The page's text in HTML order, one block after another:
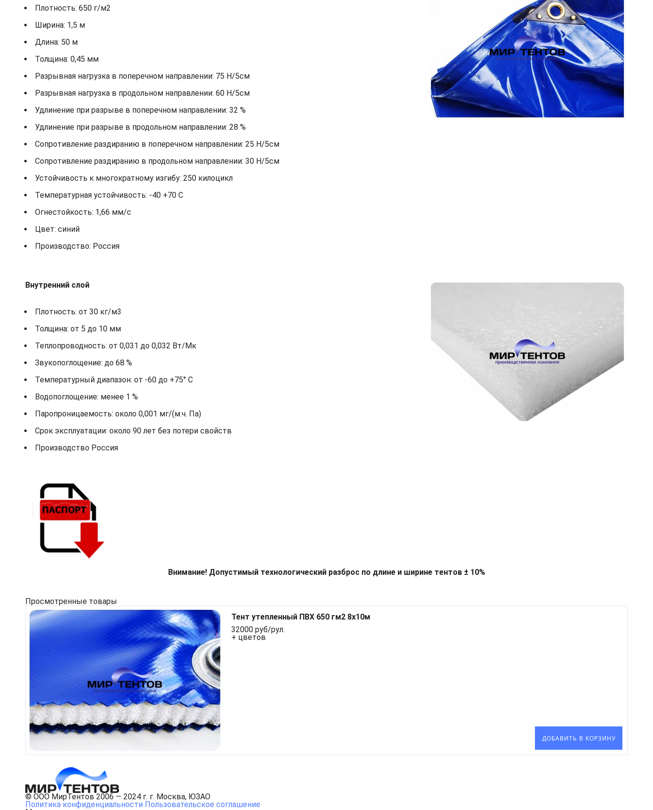
Плотность: 650 г/м2
Ширина: 1,5 м
Длина: 50 м
Толщина: 0,45 мм
Разрывная нагрузка в поперечном направлении: 75 Н/5см
Разрывная нагрузка в продольном направлении: 60 Н/5см
Удлинение при разрыве в поперечном направлении: 32 %
Удлинение при разрыве в продольном направлении: 28 %
Сопротивление раздиранию в поперечном направлении: 25 Н/5см
Сопротивление раздиранию в продольном направлении: 30 Н/5см
Устойчивость к многократному изгибу: 250 килоцикл
Температурная устойчивость: -40 +70 С
Огнестойкость: 1,66 мм/с
Цвет: синий
Производство: Россия
Внутренний слой
Плотность: от 30 кг/м3
Толщина: от 5 до 10 мм
Теплопроводность: от 0,031 до 0,032 Вт/Мк
Звукопоглощение: до 68 %
Температурный диапазон: от -60 до +75° С
Водопоглощение: менее 1 %
Паропроницаемость: около 0,001 мг/(м.ч. Па)
Срок эксплуатации: около 90 лет без потери свойств
Производство Россия
Внимание! Допустимый технологический разброс по длине и ширине тентов ± 10%
Просмотренные товары
Тент утепленный ПВХ 650 гм2 8х10м
32000 руб/рул.
+ цветов
© ООО МирТентов 2006 — 2024 г. г. Москва, ЮЗАО
Политика конфиденциальности Пользовательское соглашение